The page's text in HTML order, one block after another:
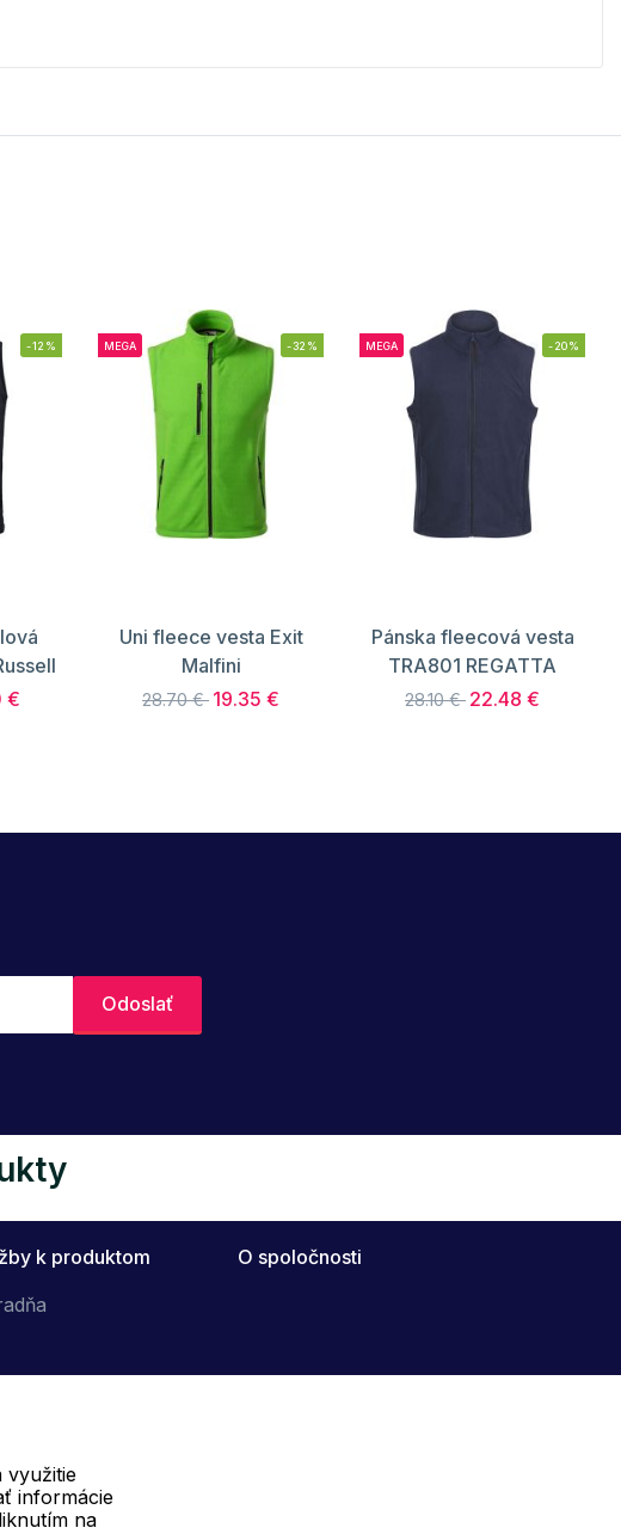
-12%
€
MEGA -32%
Uni fleece vesta Exit
Malfini
28.70 € 19.35 €
MEGA -20%
Pánska fleecová vesta
TRA801 REGATTA
28.10 € 22.48 €
k produktom
O spoločnosti
využitie
informácie
na